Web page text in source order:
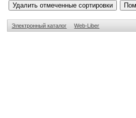
Электронный каталог Web-Liber